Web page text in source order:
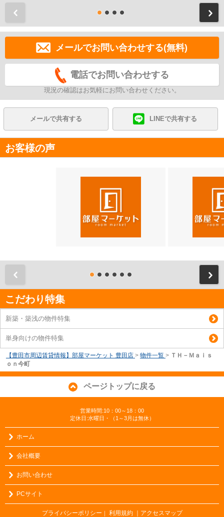
メールでお問い合わせする(無料)
電話でお問い合わせする
現況の確認はお気軽にお問い合わせください。
メールで共有する LINEで共有する
お客様の声
こだわり特集
新築・築浅の物件特集
単身向けの物件特集
【豊田市周辺賃貸情報】部屋マーケット 豊田店 > 物件一覧 > ＴＨ－Ｍａｉｓ
ｏｎ今町
ページトップに戻る
営業時間:10：00～18：00
定休日:水曜日・（1～3月は無休）
ホーム
会社概要
お問い合わせ
PCサイト
プライバシーポリシー 利用規約 ｜アクセスマップ